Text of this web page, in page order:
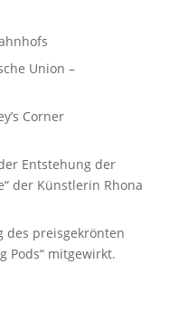
Union –
Corner
Entstehung der
der Künstlerin Rhona
des preisgekrönten
Pods“ mitgewirkt.